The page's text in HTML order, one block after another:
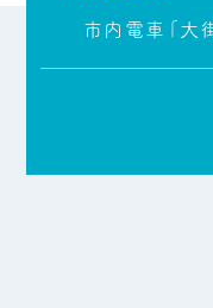
市内電車「大